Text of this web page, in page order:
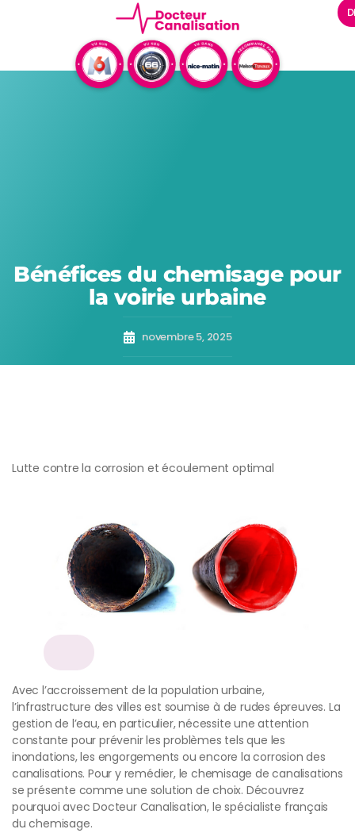
Bénéfices du chemisage pour
la voirie urbaine
novembre 5, 2025
Lutte contre la corrosion et écoulement optimal
Avec l’accroissement de la population urbaine,
l’infrastructure des villes est soumise à de rudes épreuves. La
gestion de l’eau, en particulier, nécessite une attention
constante pour prévenir les problèmes tels que les
inondations, les engorgements ou encore la corrosion des
canalisations. Pour y remédier, le chemisage de canalisations
se présente comme une solution de choix. Découvrez
pourquoi avec Docteur Canalisation, le spécialiste français
du chemisage.